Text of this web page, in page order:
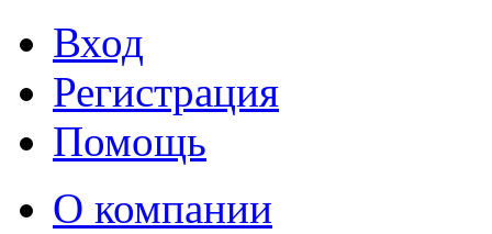
Вход
Регистрация
Помощь
О компании